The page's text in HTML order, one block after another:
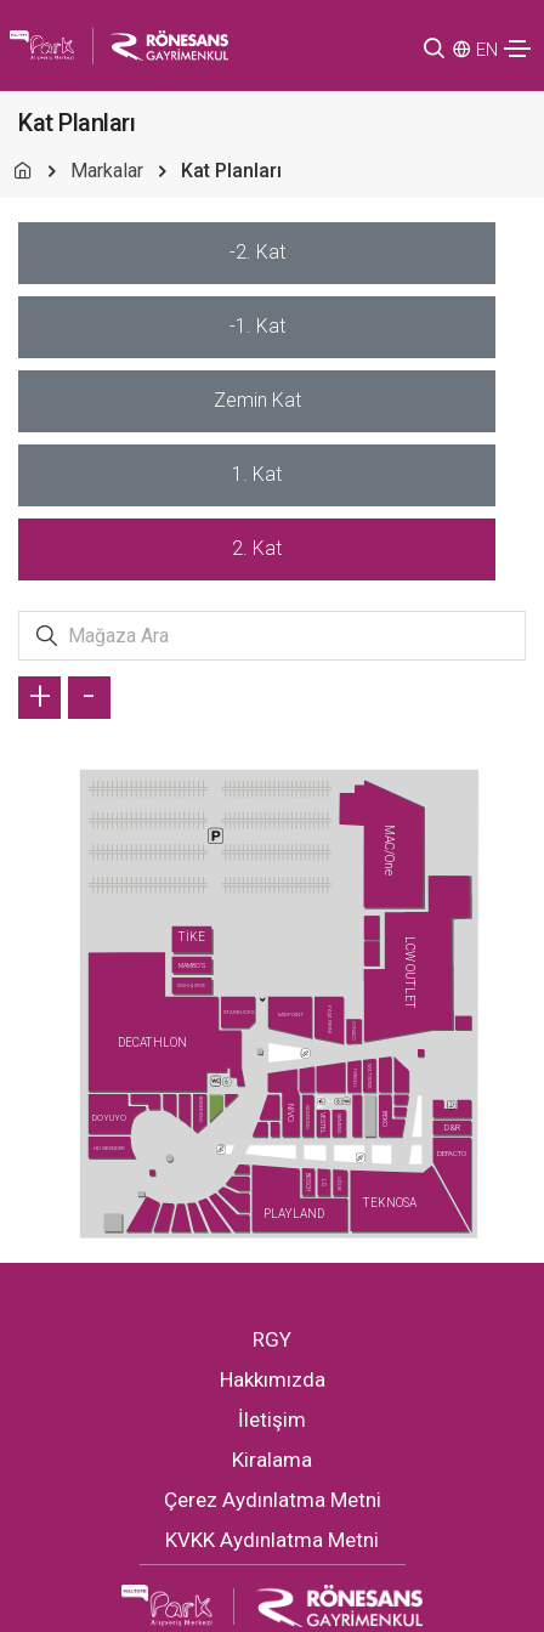
EN
Kat Planları
Markalar Kat Planları
-2. Kat
-1. Kat
Zemin Kat
1. Kat
2. Kat
BEKO
BOSCH
BURGER KING
D&R
DECATHLON
DOYUYO
HD İSKENDER
LG
NİVO
PLAYLAND
SAMSUNG SIEMENS
STARBUCKS
TEKNOSA
TURKCELL
UĞUR
VESTEL
WATSONS
LCW OUTLET
DEFACTO
TİKE
MAMBO'S
MİDPOİNT
MAC/One
PAŞA FIRINI
SUSHI & SPICE
CONİ&CO
+ -
RGY
Hakkımızda
İletişim
Kiralama
Çerez Aydınlatma Metni
KVKK Aydınlatma Metni